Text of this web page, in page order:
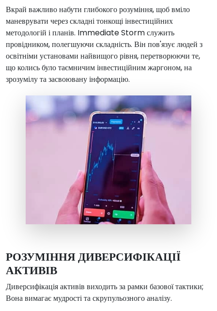
Вкрай важливо набути глибокого розуміння, щоб вміло
маневрувати через складні тонкощі інвестиційних
методологій і планів. Immediate Storm служить
провідником, полегшуючи складність. Він пов'язує людей з
освітніми установами найвищого рівня, перетворюючи те,
що колись було таємничим інвестиційним жаргоном, на
зрозумілу та засвоювану інформацію.
РОЗУМІННЯ ДИВЕРСИФІКАЦІЇ
АКТИВІВ
Диверсифікація активів виходить за рамки базової тактики;
Вона вимагає мудрості та скрупульозного аналізу.